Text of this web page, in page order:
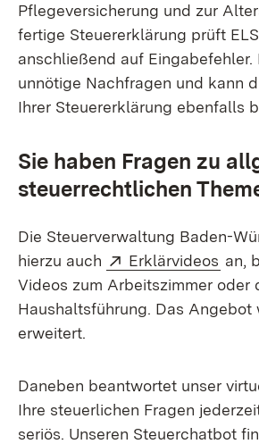
Pflegeversicherung und zur
fertige Steuererklärung prüft
anschließend auf Eingabefehler.
unnötige Nachfragen und kann
Ihrer Steuererklärung ebenfalls
Sie haben Fragen zu
steuerrechtlichen
Die Steuerverwaltung Baden-
hierzu auch
Extern:
Erklärvideos an,
Videos zum Arbeitszimmer oder
Haushaltsführung. Das Angebot
erweitert.
Daneben beantwortet unser
Ihre steuerlichen Fragen
seriös. Unseren Steuerchatbot